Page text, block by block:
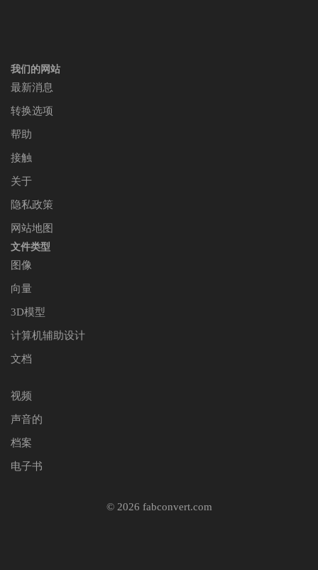
我们的网站
最新消息
转换选项
帮助
接触
关于
隐私政策
网站地图
文件类型
图像
向量
3D模型
计算机辅助设计
文档
视频
声音的
档案
电子书
© 2026 fabconvert.com